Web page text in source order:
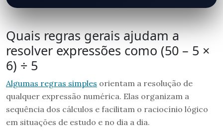
Quais regras gerais ajudam a
resolver expressões como (50 – 5 ×
6) ÷ 5
Algumas regras simples orientam a resolução de
qualquer expressão numérica. Elas organizam a
sequência dos cálculos e facilitam o raciocínio lógico
em situações de estudo e no dia a dia.